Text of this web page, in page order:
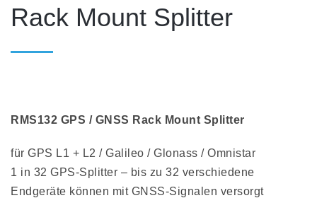
Rack Mount Splitter
RMS132 GPS / GNSS Rack Mount Splitter
für GPS L1 + L2 / Galileo / Glonass / Omnistar
1 in 32 GPS-Splitter – bis zu 32 verschiedene
Endgeräte können mit GNSS-Signalen versorgt